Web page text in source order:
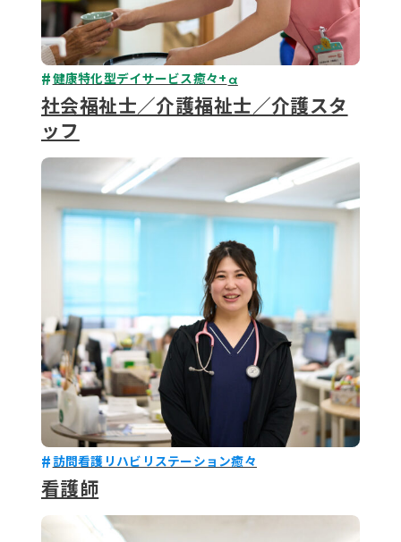
健康特化型デイサービス癒々+α
社会福祉士／介護福祉士／介護スタ
ッフ
訪問看護リハビリステーション癒々
看護師